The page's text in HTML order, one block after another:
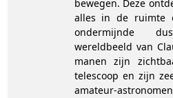
bewegen. Deze
alles in de ruimte
ondermijnde
wereldbeeld van
manen zijn
telescoop en zijn
amateur-